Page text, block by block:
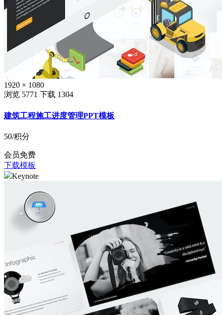
1920 × 1080
浏览 5771 下载 1304
建筑工程施工进度管理PPT模板
50/积分
会员免费
下载模板
Keynote